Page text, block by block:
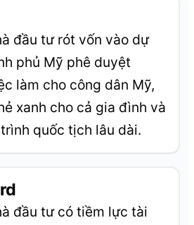
đầu tư rót vốn vào dự
phủ Mỹ phê duyệt
làm cho công dân Mỹ,
xanh cho cả gia đình và
quốc tịch lâu dài.
đầu tư có tiềm lực tài